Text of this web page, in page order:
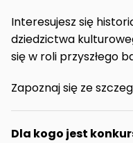
Interesujesz się
dziedzictwa
się w roli przyszłego
Zapoznaj się ze
Dla kogo jest